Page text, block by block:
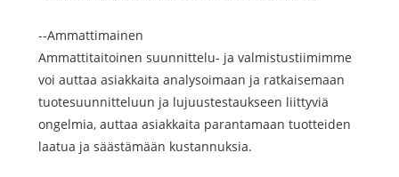
--Ammattimainen
Ammattitaitoinen suunnittelu- ja valmistustiimimme
voi auttaa asiakkaita analysoimaan ja ratkaisemaan
tuotesuunnitteluun ja lujuustestaukseen liittyviä
ongelmia, auttaa asiakkaita parantamaan tuotteiden
laatua ja säästämään kustannuksia.